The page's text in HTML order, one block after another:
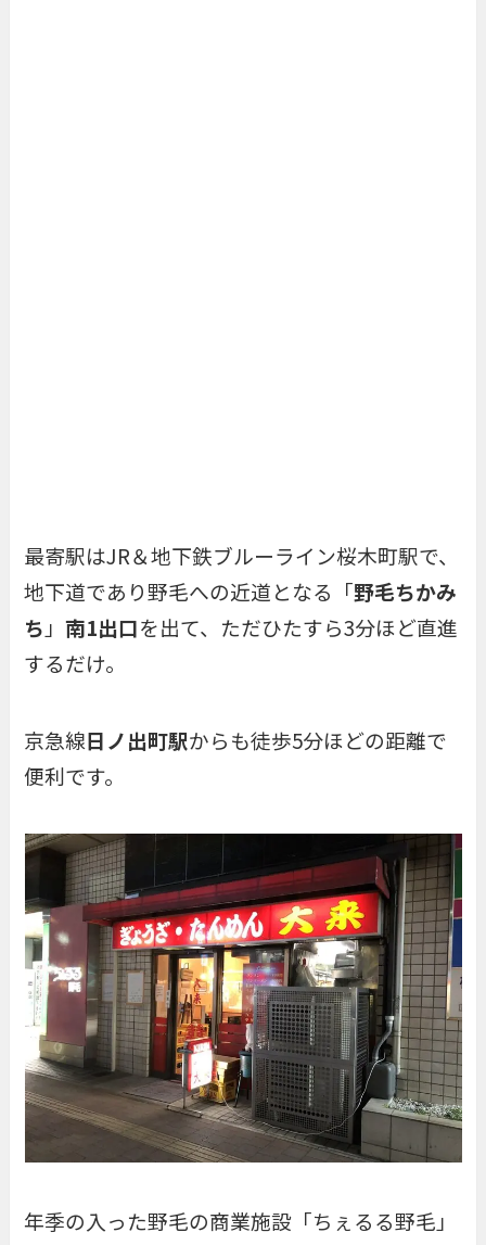
最寄駅はJR＆地下鉄ブルーライン桜木町駅で、
地下道であり野毛への近道となる「野毛ちかみ
ち 」南1出口を出て、ただひたすら3分ほど直進
するだけ。
京急線日ノ出町駅からも徒歩5分ほどの距離で
便利です。
年季の入った野毛の商業施設「ちぇるる野毛 」